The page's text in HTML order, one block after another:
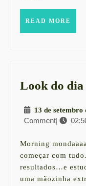
READ MORE
Look do dia
13 de setembro
Comment|
Morning
começar com
resultados…e
uma mãozinha